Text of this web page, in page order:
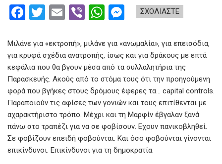
ΣΧΟΛΙΑΣΤΕ
F
ce
b
o
o
k
T
tt
er
E
ail
Vi
er
W
at
s
A
p
p
se
n
g
er
Μιλάνε για «εκτροπή», μιλάνε για «ανωμαλία», για επεισόδια,
για κρυφά σχέδια ανατροπής, ίσως και για δράκους με επτά
κεφάλια που θα βγουν μέσα από τα συλλαλητήρια της
Παρασκευής. Ακούς από το στόμα τους ότι την προηγούμενη
φορά που βγήκες στους δρόμους έφερες τα… capital controls.
Παραποιούν τις αφίσες των γονιών και τους επιτίθενται με
αχαρακτήριστο τρόπο. Μέχρι και τη Μαρφίν έβγαλαν ξανά
πάνω στο τραπέζι για να σε φοβίσουν. Εχουν πανικοβληθεί.
Σε φοβίζουν επειδή φοβούνται. Και όσο φοβούνται γίνονται
επικίνδυνοι. Επικίνδυνοι για τη δημοκρατία.